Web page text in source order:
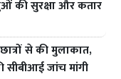
की सुरक्षा और कतार
से की मुलाकात,
जांच मांगी